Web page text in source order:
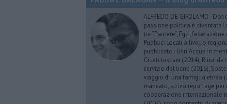
ALFREDO DE GIROLAMO -
passione politica è diventata
tra “Pantere”, Fgci,
Pubblici Locali a livello
pubblicato i libri Acqua in
Giusti toscani (2014), Riusi:
servizio del bene (2016),
viaggio di una famiglia ebrea
mancato, scrivo reportage
cooperazione internazionale